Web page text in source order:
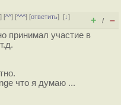
] [^^] [^^^] [ответить][↓]
+ / –
принимал участие в
что я думаю ...